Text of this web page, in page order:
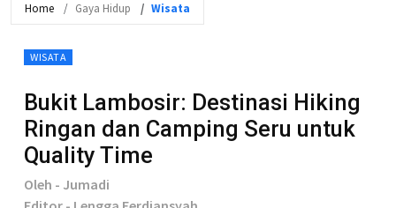
Home Gaya Hidup Wisata
WISATA
Bukit Lambosir: Destinasi Hiking
Ringan dan Camping Seru untuk
Quality Time
Oleh - Jumadi